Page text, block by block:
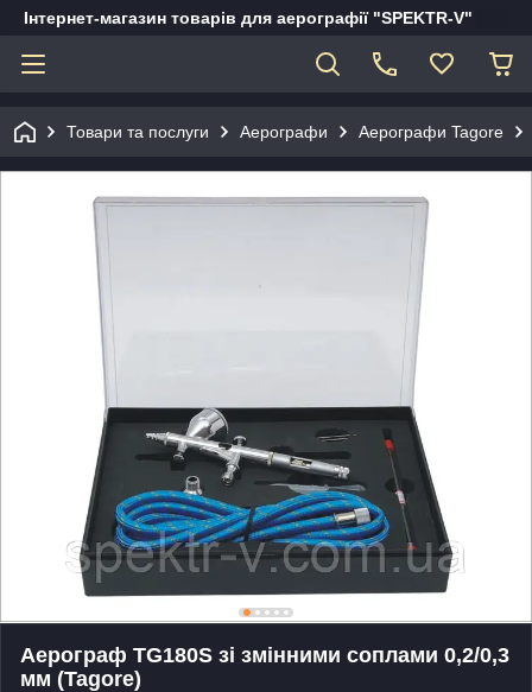
Інтернет-магазин товарів для аерографії "SPEKTR-V"
Товари та послуги Аерографи Аерографи Tagore
Аерограф TG180S зі змінними соплами 0,2/0,3
мм (Tagore)